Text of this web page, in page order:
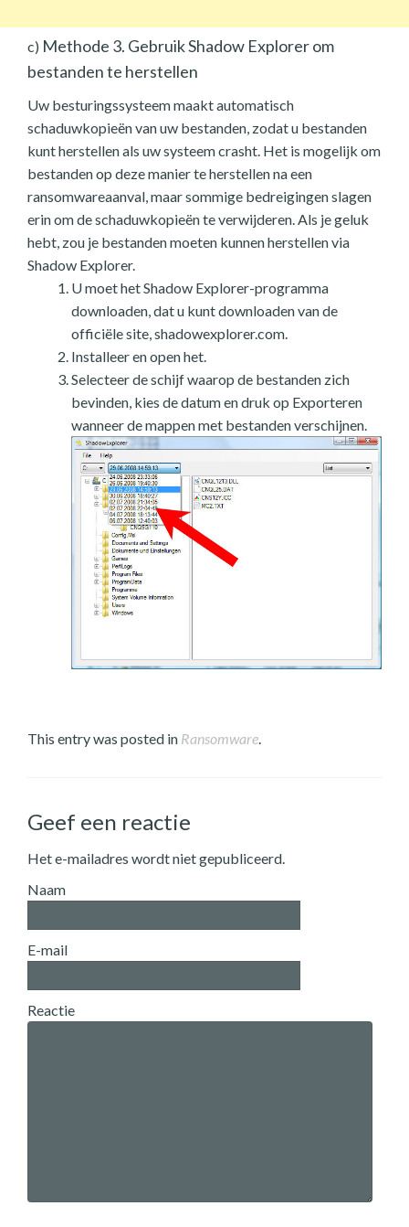
c) Methode 3. Gebruik Shadow Explorer om
bestanden te herstellen
Uw besturingssysteem maakt automatisch
schaduwkopieën van uw bestanden, zodat u bestanden
kunt herstellen als uw systeem crasht. Het is mogelijk om
bestanden op deze manier te herstellen na een
ransomwareaanval, maar sommige bedreigingen slagen
erin om de schaduwkopieën te verwijderen. Als je geluk
hebt, zou je bestanden moeten kunnen herstellen via
Shadow Explorer.
U moet het Shadow Explorer-programma
downloaden, dat u kunt downloaden van de
officiële site, shadowexplorer.com.
Installeer en open het.
Selecteer de schijf waarop de bestanden zich
bevinden, kies de datum en druk op Exporteren
wanneer de mappen met bestanden verschijnen.
This entry was posted in Ransomware.
Geef een reactie
Het e-mailadres wordt niet gepubliceerd.
Naam
E-mail
Reactie